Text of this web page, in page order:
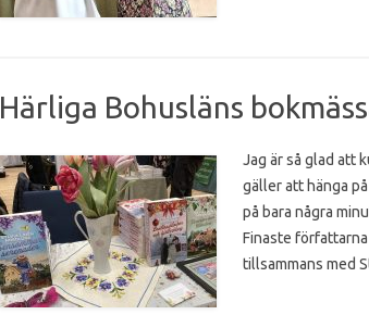
Härliga Bohusläns
Jag är så glad att
gäller att hänga
på bara några
Finaste författarna
tillsammans med